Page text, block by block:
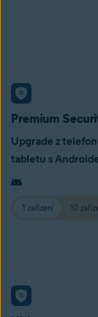
1 zařízení 10
Premium
Upgrade z
tabletu s